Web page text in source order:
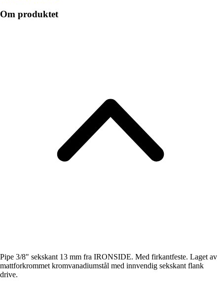
Om produktet
Pipe 3/8" sekskant 13 mm fra IRONSIDE. Med firkantfeste. Laget av
mattforkrommet kromvanadiumstål med innvendig sekskant flank
drive.